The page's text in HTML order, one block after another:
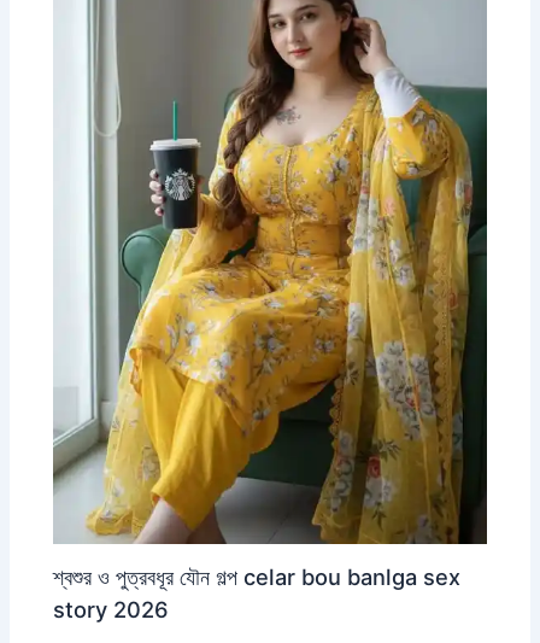
শ্বশুর ও পুত্রবধূর যৌন গল্প celar bou banlga sex
story 2026